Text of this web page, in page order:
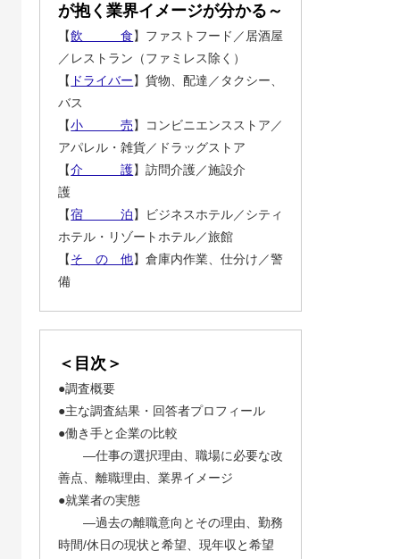
が抱く業界イメージが分かる～
【飲 食】ファストフード／居酒屋
／レストラン（ファミレス除く）
【 ドライバー】貨物、配達／タクシー、
バス
【小 売】コンビニエンスストア／
アパレル・雑貨／ドラッグストア
【介 護】訪問介護／施設介
護
【宿 泊】ビジネスホテル／シティ
ホテル・リゾートホテル／旅館
【そ の 他】倉庫内作業、仕分け／警
備
＜目次＞
●調査概要
●主な調査結果・回答者プロフィール
●働き手と企業の比較
―仕事の選択理由、職場に必要な改
善点、離職理由、業界イメージ
●就業者の実態
―過去の離職意向とその理由、勤務
時間/休日の現状と希望、現年収と希望